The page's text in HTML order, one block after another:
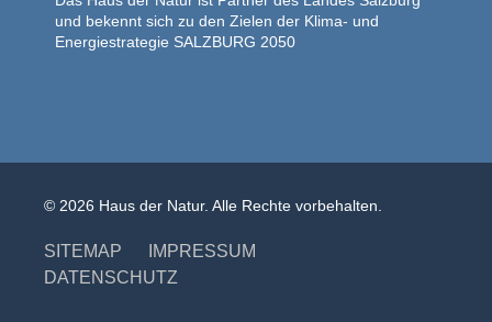
und bekennt sich zu den Zielen der Klima- und
Energiestrategie SALZBURG 2050
© 2026 Haus der Natur. Alle Rechte vorbehalten.
SITEMAP
IMPRESSUM
DATENSCHUTZ